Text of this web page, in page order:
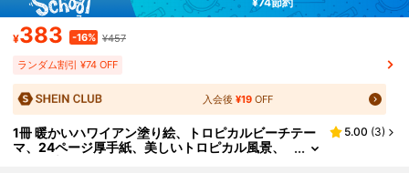
¥383 -16% ¥457
ランダム割引 ¥74 OFF
入会後¥19 OFF
1冊 暖かいハワイアン塗り絵、トロピカルビーチテー
マ、24ページ厚手紙、美しいトロピカル風景、
5.00 (3)